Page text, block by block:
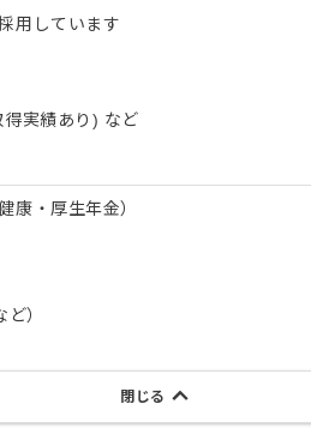
用しています
実績あり) など
康・厚生年金）
）
閉じる